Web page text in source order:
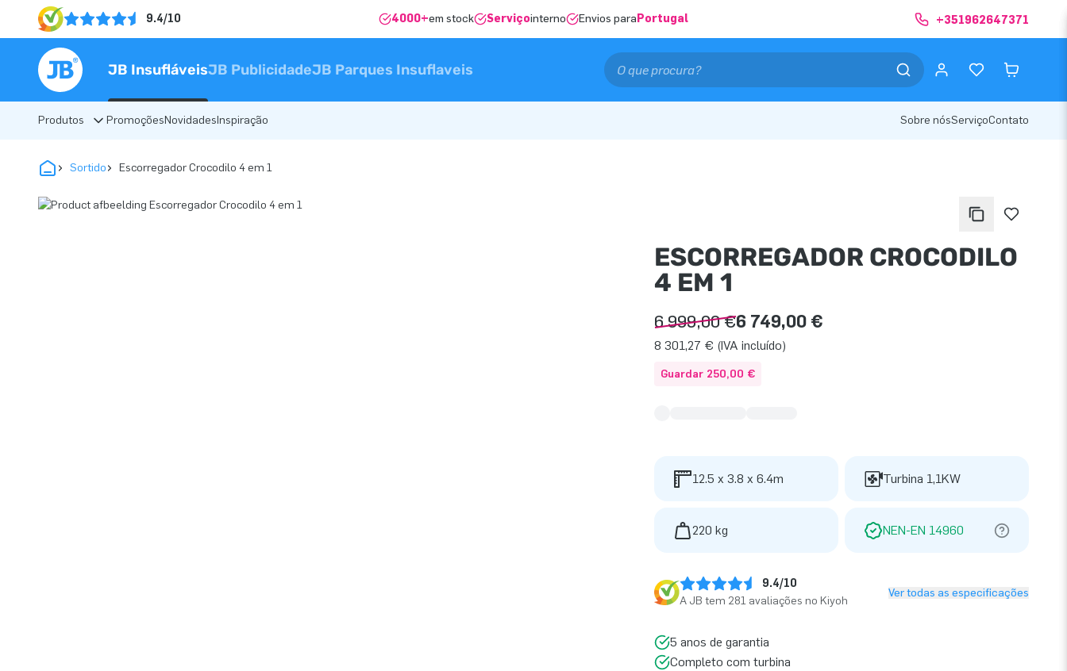
9.4/10 4000+em stock Serviçointerno Envios para Portugal +351962647371
JB InsufláveisJB PublicidadeJB Parques Insuflaveis
Produtos PromoçõesNovidadesInspiração Sobre nósServiçoContato
Sortido Escorregador Crocodilo 4 em 1
ESCORREGADOR CROCODILO
4 EM 1
6 999,00 €6 749,00 €
8 301,27 € (IVA incluído)
Guardar 250,00 €
12.5 x 3.8 x 6.4m Turbina 1,1KW
220 kg NEN-EN 14960
9.4/10
A JB tem 281 avaliações no Kiyoh
Ver todas as especificações
5 anos de garantia
Completo com turbina